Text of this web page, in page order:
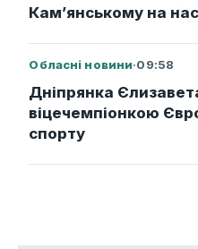
Кам’янському на
Обласні новини·09:58
Дніпрянка
віцечемпіонкою
спорту